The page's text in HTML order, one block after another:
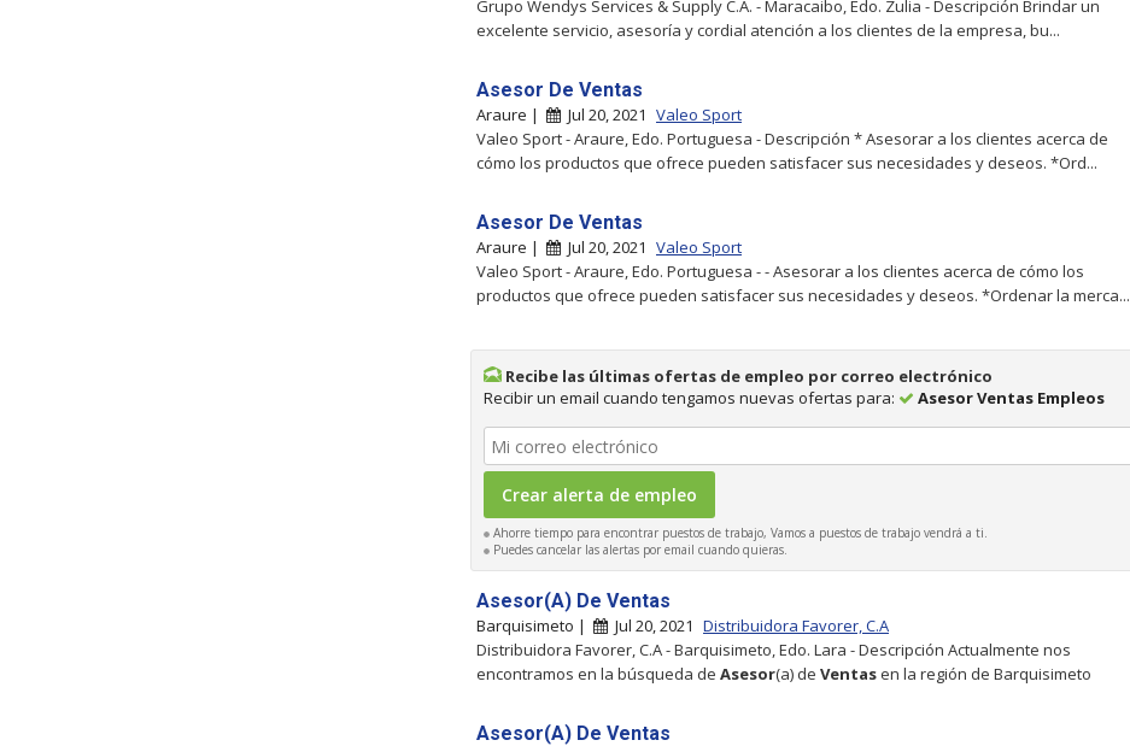
Grupo Wendys Services & Supply C.A. - Maracaibo, Edo. Zulia - Descripción Brindar un
excelente servicio, asesoría y cordial atención a los clientes de la empresa, bu...
Asesor De Ventas
Araure | Jul 20, 2021 Valeo Sport
Valeo Sport - Araure, Edo. Portuguesa - Descripción * Asesorar a los clientes acerca de
cómo los productos que ofrece pueden satisfacer sus necesidades y deseos. *Ord...
Asesor De Ventas
Araure | Jul 20, 2021 Valeo Sport
Valeo Sport - Araure, Edo. Portuguesa - - Asesorar a los clientes acerca de cómo los
productos que ofrece pueden satisfacer sus necesidades y deseos. *Ordenar la merca...
Recibe las últimas ofertas de empleo por correo electrónico
Recibir un email cuando tengamos nuevas ofertas para:
Asesor Ventas Empleos
Ahorre tiempo para encontrar puestos de trabajo, Vamos a puestos de trabajo vendrá a ti.
Puedes cancelar las alertas por email cuando quieras.
Asesor(A) De Ventas
Barquisimeto | Jul 20, 2021 Distribuidora Favorer, C.A
Distribuidora Favorer, C.A - Barquisimeto, Edo. Lara - Descripción Actualmente nos
encontramos en la búsqueda de Asesor(a) de Ventasen la región de Barquisimeto
Asesor(A) De Ventas